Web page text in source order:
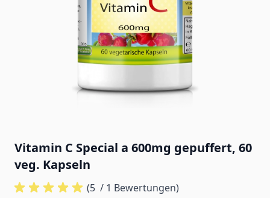
Vitamin C Special a 600mg gepuffert, 60
veg. Kapseln
(5 / 1 Bewertungen)